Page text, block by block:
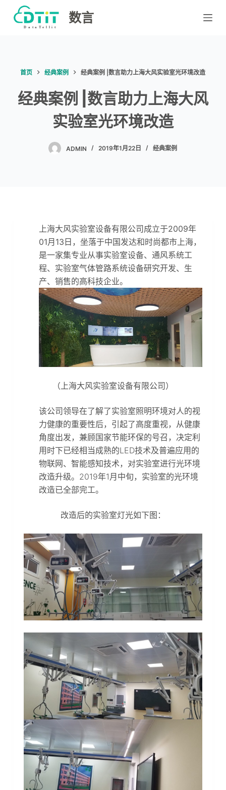
跳
过
数言
首页 经典案例 经典案例 |数言助力上海大风实验室光环境改造
经典案例 |数言助力上海大风
实验室光环境改造
ADMIN 2019年1月22日 经典案例
上海大风实验室设备有限公司成立于2009年
01月13日，坐落于中国发达和时尚都市上海，
是一家集专业从事实验室设备、通风系统工
程、实验室气体管路系统设备研究开发、生
产、销售的高科技企业。
（上海大风实验室设备有限公司）
该公司领导在了解了实验室照明环境对人的视
力健康的重要性后，引起了高度重视，从健康
角度出发，兼顾国家节能环保的号召，决定利
用时下已经相当成熟的LED技术及普遍应用的
物联网、智能感知技术，对实验室进行光环境
改造升级。2019年1月中旬，实验室的光环境
改造已全部完工。
改造后的实验室灯光如下图：